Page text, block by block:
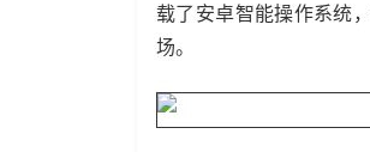
载了安卓智能操作系统
场。